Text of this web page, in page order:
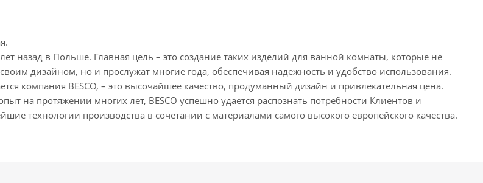
назад в Польше. Главная цель – это создание таких изделий для ванной комнаты, которые не
дизайном, но и прослужат многие года, обеспечивая надёжность и удобство использования.
компания BESCO, – это высочайшее качество, продуманный дизайн и привлекательная цена.
на протяжении многих лет, BESCO успешно удается распознать потребности Клиентов и
технологии производства в сочетании с материалами самого высокого европейского качества.